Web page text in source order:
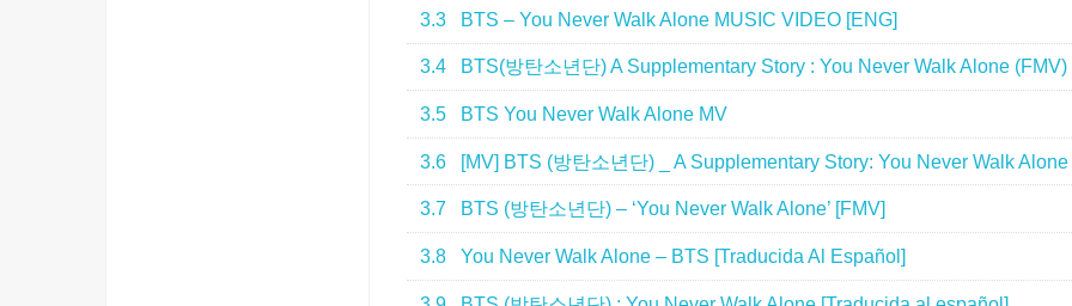
3.3 BTS – You Never Walk Alone MUSIC VIDEO [ENG]
3.4 BTS(방탄소년단) A Supplementary Story : You Never Walk Alone (FMV)
3.5 BTS You Never Walk Alone MV
3.6 [MV] BTS (방탄소년단) _ A Supplementary Story: You Never Walk Alone
3.7 BTS (방탄소년단) – ‘You Never Walk Alone’ [FMV]
3.8 You Never Walk Alone – BTS [Traducida Al Español]